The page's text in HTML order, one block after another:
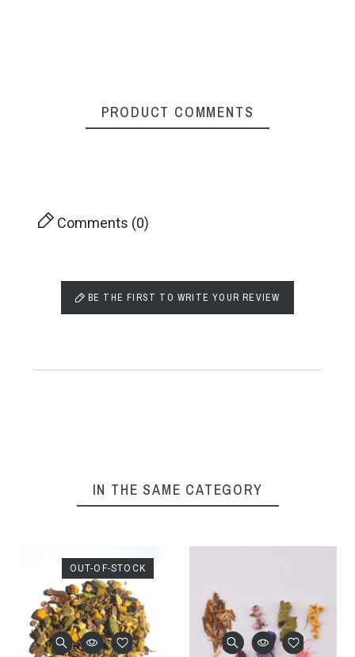
PRODUCT COMMENTS
Comments (0)
BE THE FIRST TO WRITE YOUR REVIEW
IN THE SAME CATEGORY
OUT-OF-STOCK